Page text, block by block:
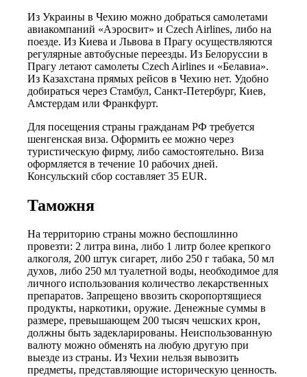
Из Украины в Чехию можно добраться самолетами
авиакомпаний «Аэросвит» и Czech Airlines, либо на
поезде. Из Киева и Львова в Прагу осуществляются
регулярные автобусные переезды. Из Белоруссии в
Прагу летают самолеты Czech Airlines и «Белавиа».
Из Казахстана прямых рейсов в Чехию нет. Удобно
добираться через Стамбул, Санкт-Петербург, Киев,
Амстердам или Франкфурт.
Для посещения страны гражданам РФ требуется
шенгенская виза. Оформить ее можно через
туристическую фирму, либо самостоятельно. Виза
оформляется в течение 10 рабочих дней.
Консульский сбор составляет 35 EUR.
Таможня
На территорию страны можно беспошлинно
провезти: 2 литра вина, либо 1 литр более крепкого
алкоголя, 200 штук сигарет, либо 250 г табака, 50 мл
духов, либо 250 мл туалетной воды, необходимое для
личного использования количество лекарственных
препаратов. Запрещено ввозить скоропортящиеся
продукты, наркотики, оружие. Денежные суммы в
размере, превышающем 200 тысяч чешских крон,
должны быть задекларированы. Неиспользованную
валюту можно обменять на любую другую при
выезде из страны. Из Чехии нельзя вывозить
предметы, представляющие историческую ценность.